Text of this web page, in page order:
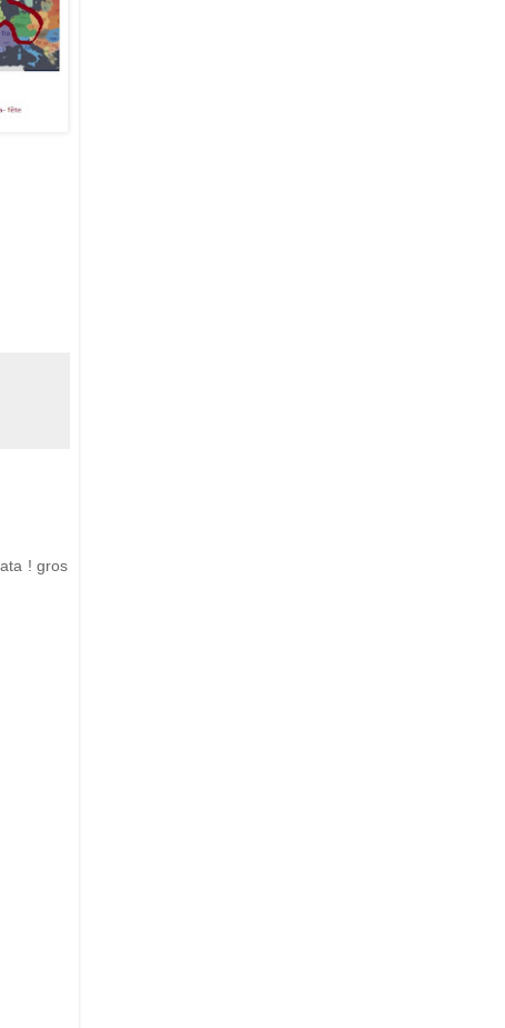
! gros